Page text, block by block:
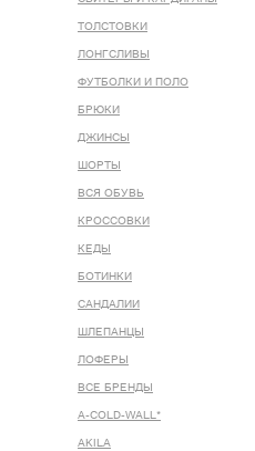
ТОЛСТОВКИ
ЛОНГСЛИВЫ
ФУТБОЛКИ И ПОЛО
БРЮКИ
ДЖИНСЫ
ШОРТЫ
ВСЯ ОБУВЬ
КРОССОВКИ
КЕДЫ
БОТИНКИ
САНДАЛИИ
ШЛЕПАНЦЫ
ЛОФЕРЫ
ВСЕ БРЕНДЫ
A-COLD-WALL*
AKILA